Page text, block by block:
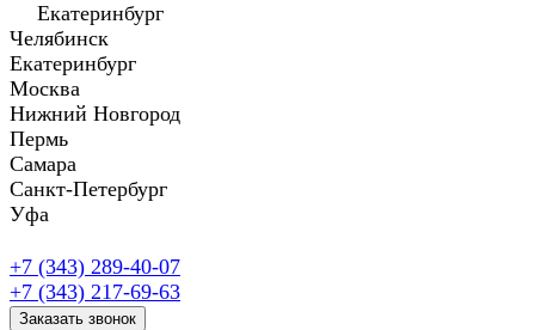
Екатеринбург
Челябинск
Екатеринбург
Москва
Нижний Новгород
Пермь
Самара
Санкт-Петербург
Уфа
+7 (343) 289-40-07
+7 (343) 217-69-63
Заказать звонок